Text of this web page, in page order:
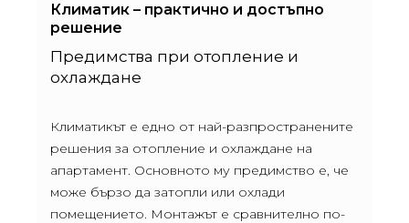
Климатик – практично и достъпно
решение
Предимства при отопление и
охлаждане
Климатикът е едно от най-разпространените
решения за отопление и охлаждане на
апартамент. Основното му предимство е, че
може бързо да затопли или охлади
помещението. Монтажът е сравнително по-